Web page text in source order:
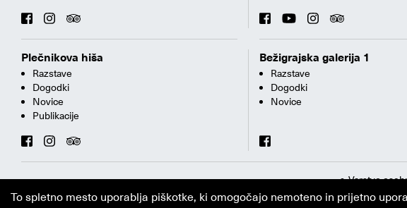
Plečnikova hiša
Razstave
Dogodki
Novice
Publikacije
Bežigrajska galerija 1
Razstave
Dogodki
Novice
Varstvo
To spletno mesto uporablja piškotke, ki omogočajo nemoteno in prijetno